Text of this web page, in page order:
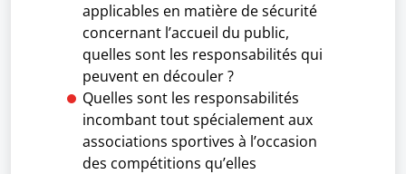
applicables en matière de sécurité
concernant l’accueil du public,
quelles sont les responsabilités qui
peuvent en découler ?
Quelles sont les responsabilités
incombant tout spécialement aux
associations sportives à l’occasion
des compétitions qu’elles